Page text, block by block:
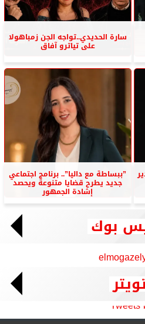
سارة الحديدي..تواجه الجن زمباهولا
على تياترو آفاق
”ببساطة مع داليا”.. برنامج اجتماعي
جديد يطرح قضايا متنوعة ويحصد
إشادة الجمهور
بوك
Tweets